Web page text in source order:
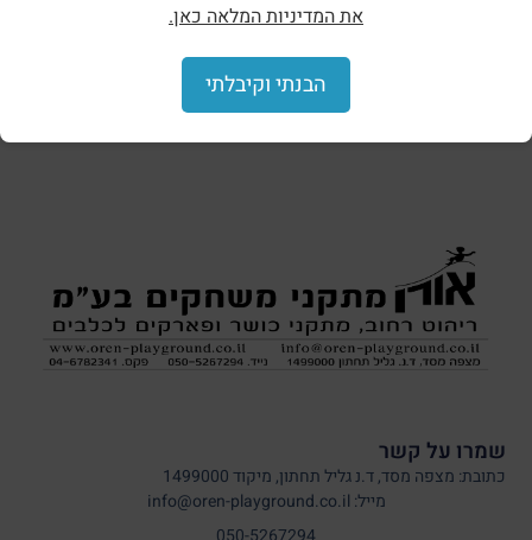
הצללות וסככות
שמרו על קשר
כתובת: מצפה מסד, ד.נ גליל תחתון, מיקוד 1499000
מייל: info@oren-playground.co.il
את המדיניות המלאה כאן.
הבנתי וקיבלתי